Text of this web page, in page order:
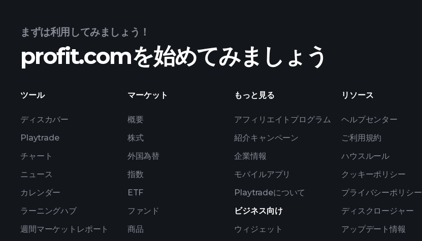
保有資産
まずは利用してみましょう！
profit.comを始めてみましょう
ツール
ディスカバー
Playtrade
チャート
ニュース
カレンダー
ラーニングハブ
週間マーケットレポート
マーケット
概要
株式
外国為替
指数
ETF
ファンド
商品
もっと見る
アフィリエイトプログラム
紹介キャンペーン
企業情報
モバイルアプリ
Playtradeについて
ビジネス向け
ウィジェット
リソース
ヘルプセンター
ご利用規約
ハウスルール
クッキーポリシー
プライバシーポリシー
ディスクロージャー
アップデート情報